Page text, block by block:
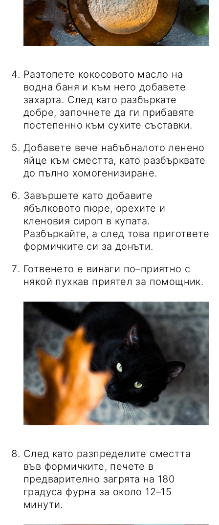
Разтопете кокосовото масло на
водна баня и към него добавете
захарта. След като разбъркате
добре, започнете да ги прибавяте
постепенно към сухите съставки.
Добавете вече набъбналото ленено
яйце към сместта, като разбърквате
до пълно хомогенизиране.
Завършете като добавите
ябълковото пюре, орехите и
кленовия сироп в купата.
Разбъркайте, а след това пригответе
формичките си за донъти.
Готвенето е винаги по–приятно с
някой пухкав приятел за помощник.
След като разпределите сместта
във формичките, печете в
предварително загрята на 180
градуса фурна за около 12–15
минути.